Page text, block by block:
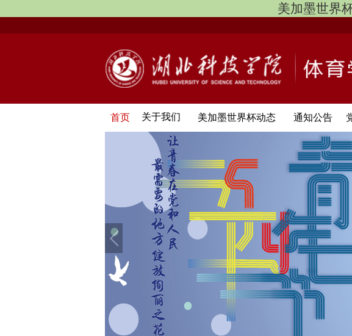
美加墨世界
首页 关于我们 美加墨世界杯动态 通知公告